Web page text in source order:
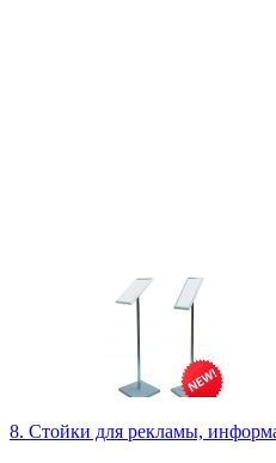
8. Стойки для рекламы,